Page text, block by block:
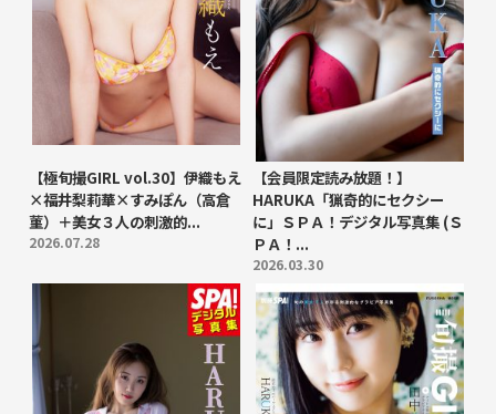
【極旬撮GIRL vol.30】伊織もえ
×福井梨莉華×すみぽん（高倉
菫）＋美女３人の刺激的...
2026.07.28
【会員限定読み放題！】
HARUKA「猟奇的にセクシー
に」ＳＰＡ！デジタル写真集 (Ｓ
ＰＡ！...
2026.03.30